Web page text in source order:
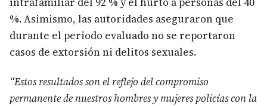
%. Asimismo, las autoridades aseguraron que
durante el periodo evaluado no se reportaron
casos de extorsión ni delitos sexuales.
“Estos resultados son el reflejo del compromiso
permanente de nuestros hombres y mujeres policías con la